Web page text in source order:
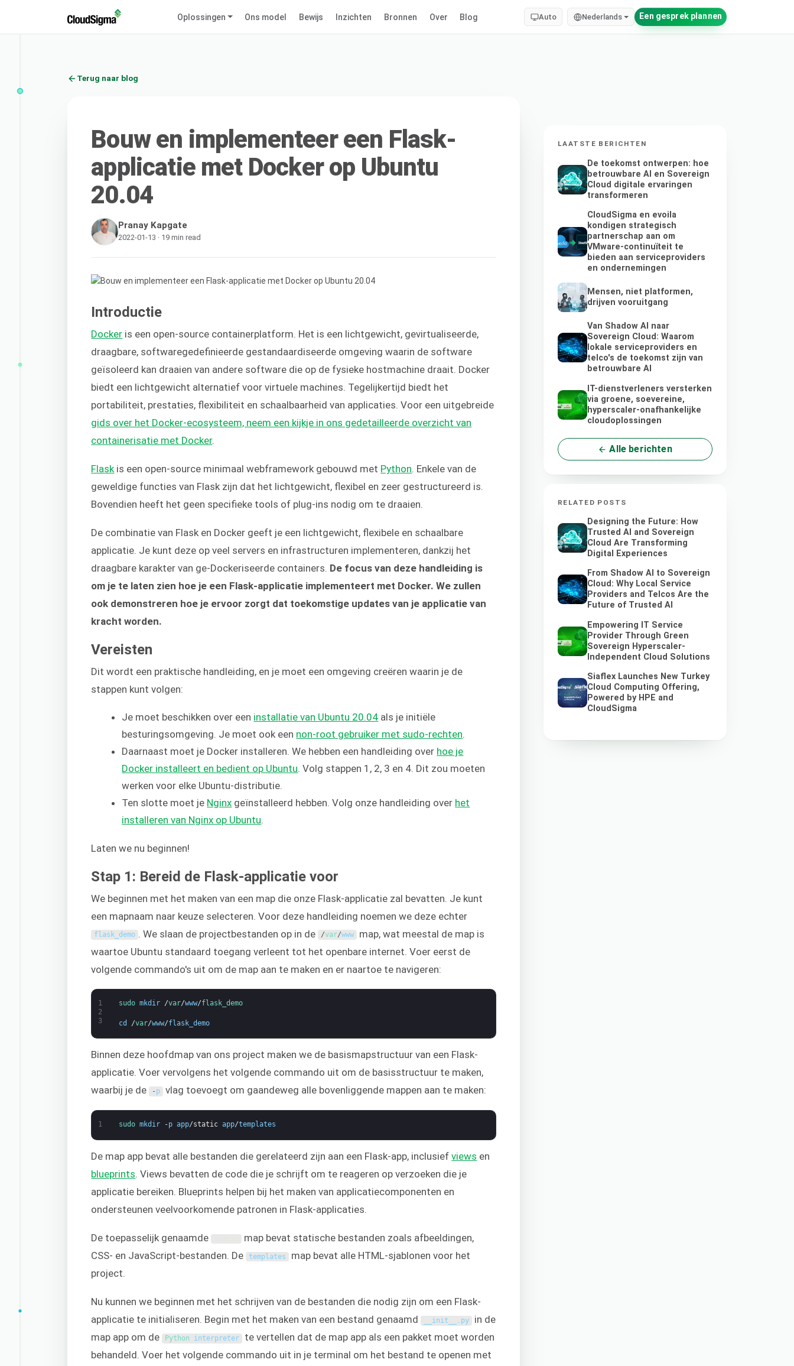
Oplossingen Ons model Bewijs Inzichten Bronnen Over Blog Auto Nederlands Een gesprek plannen
Terug naar blog
Bouw en implementeer een Flask-
applicatie met Docker op Ubuntu
20.04
Pranay Kapgate
2022-01-13 · 19 min read
Introductie
Docker is een open-source containerplatform. Het is een lichtgewicht, gevirtualiseerde,
draagbare, softwaregedefinieerde gestandaardiseerde omgeving waarin de software
geïsoleerd kan draaien van andere software die op de fysieke hostmachine draait. Docker
biedt een lichtgewicht alternatief voor virtuele machines. Tegelijkertijd biedt het
portabiliteit, prestaties, flexibiliteit en schaalbaarheid van applicaties. Voor een uitgebreide
gids over het Docker-ecosysteem, neem een kijkje in ons gedetailleerde overzicht van
containerisatie met Docker.
Flask is een open-source minimaal webframework gebouwd met Python . Enkele van de
geweldige functies van Flask zijn dat het lichtgewicht, flexibel en zeer gestructureerd is.
Bovendien heeft het geen specifieke tools of plug-ins nodig om te draaien.
De combinatie van Flask en Docker geeft je een lichtgewicht, flexibele en schaalbare
applicatie. Je kunt deze op veel servers en infrastructuren implementeren, dankzij het
draagbare karakter van ge-Dockeriseerde containers. De focus van deze handleiding is
om je te laten zien hoe je een Flask-applicatie implementeert met Docker. We zullen
ook demonstreren hoe je ervoor zorgt dat toekomstige updates van je applicatie van
kracht worden.
Vereisten
Dit wordt een praktische handleiding, en je moet een omgeving creëren waarin je de
stappen kunt volgen:
Je moet beschikken over een installatie van Ubuntu 20.04 als je initiële
besturingsomgeving. Je moet ook een non-root gebruiker met sudo-rechten.
Daarnaast moet je Docker installeren. We hebben een handleiding over hoe je
Docker installeert en bedient op Ubuntu. Volg stappen 1, 2, 3 en 4. Dit zou moeten
werken voor elke Ubuntu-distributie.
Ten slotte moet je Nginx geïnstalleerd hebben. Volg onze handleiding over het
installeren van Nginx op Ubuntu.
Laten we nu beginnen!
Stap 1: Bereid de Flask-applicatie voor
We beginnen met het maken van een map die onze Flask-applicatie zal bevatten. Je kunt
een mapnaam naar keuze selecteren. Voor deze handleiding noemen we deze echter
flask_demo . We slaan de projectbestanden op in de /var/www map, wat meestal de map is
waartoe Ubuntu standaard toegang verleent tot het openbare internet. Voer eerst de
volgende commando's uit om de map aan te maken en er naartoe te navigeren:
1
2
3
sudo mkdir /var/www/flask_demo
cd /var/www/flask_demo
Binnen deze hoofdmap van ons project maken we de basismapstructuur van een Flask-
applicatie. Voer vervolgens het volgende commando uit om de basisstructuur te maken,
waarbij je de - p vlag toevoegt om gaandeweg alle bovenliggende mappen aan te maken:
1 sudo mkdir -p app/static app/templates
De map app bevat alle bestanden die gerelateerd zijn aan een Flask-app, inclusiefviews en
blueprints . Views bevatten de code die je schrijft om te reageren op verzoeken die je
applicatie bereiken. Blueprints helpen bij het maken van applicatiecomponenten en
ondersteunen veelvoorkomende patronen in Flask-applicaties.
De toepasselijk genaamde
map bevat statische bestanden zoals afbeeldingen,
CSS- en JavaScript-bestanden. De templates map bevat alle HTML-sjablonen voor het
project.
Nu kunnen we beginnen met het schrijven van de bestanden die nodig zijn om een Flask-
applicatie te initialiseren. Begin met het maken van een bestand genaamd
__init__ . py in de
map app om de Python interpreter te vertellen dat de map app als een pakket moet worden
behandeld. Voer het volgende commando uit in je terminal om het bestand te openen met
LAATSTE BERICHTEN
De toekomst ontwerpen: hoe
betrouwbare AI en Sovereign
Cloud digitale ervaringen
transformeren
CloudSigma en evoila
kondigen strategisch
partnerschap aan om
VMware-continuïteit te
bieden aan serviceproviders
en ondernemingen
Mensen, niet platformen,
drijven vooruitgang
Van Shadow AI naar
Sovereign Cloud: Waarom
lokale serviceproviders en
telco's de toekomst zijn van
betrouwbare AI
IT-dienstverleners versterken
via groene, soevereine,
hyperscaler-onafhankelijke
cloudoplossingen
Alle berichten
RELATED POSTS
Designing the Future: How
Trusted AI and Sovereign
Cloud Are Transforming
Digital Experiences
From Shadow AI to Sovereign
Cloud: Why Local Service
Providers and Telcos Are the
Future of Trusted AI
Empowering IT Service
Provider Through Green
Sovereign Hyperscaler-
Independent Cloud Solutions
Siaflex Launches New Turkey
Cloud Computing Offering,
Powered by HPE and
CloudSigma